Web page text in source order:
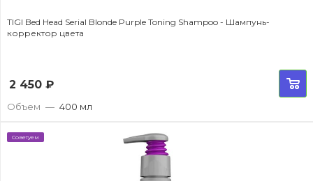
TIGI Bed Head Serial Blonde Purple Toning Shampoo - Шампунь-
корректор цвета
2 450 ₽
Объем — 400 мл
Советуем